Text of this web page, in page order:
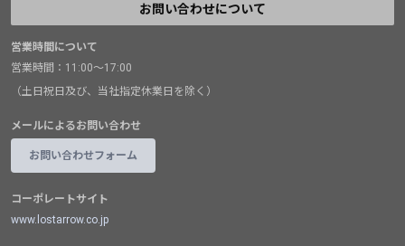
お問い合わせについて
営業時間について
営業時間：11:00～17:00
（土日祝日及び、当社指定休業日を除く）
メールによるお問い合わせ
お問い合わせフォーム
コーポレートサイト
www.lostarrow.co.jp